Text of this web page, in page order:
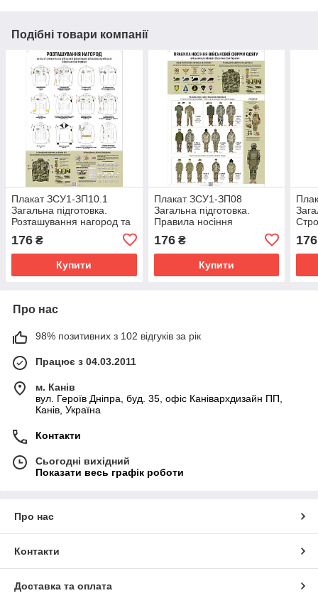
Подібні товари компанії
Плакат ЗСУ1-ЗП10.1
Загальна підготовка.
Розташування нагород та
військовій формі одягу
ЗСУ
176 ₴
Купити
Плакат ЗСУ1-ЗП08
Загальна підготовка.
Правила носіння
форми одягу ЗСУ
176₴
Купити
176
Про нас
98% позитивних з 102 відгуків за рік
Працює з 04.03.2011
м. Канів
вул. Героїв Дніпра, буд. 35, офіс Канівархдизайн ПП,
Канів, Україна
Контакти
Сьогодні вихідний
Показати весь графік роботи
Про нас
Контакти
Доставка та оплата